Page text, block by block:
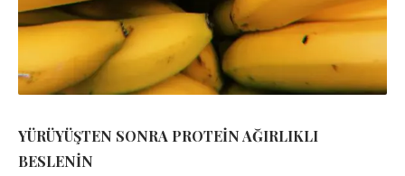
YÜRÜYÜŞTEN SONRA PROTEİN AĞIRLIKLI
BESLENİN